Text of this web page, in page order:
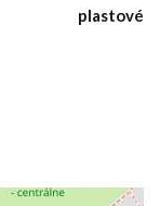
plastové